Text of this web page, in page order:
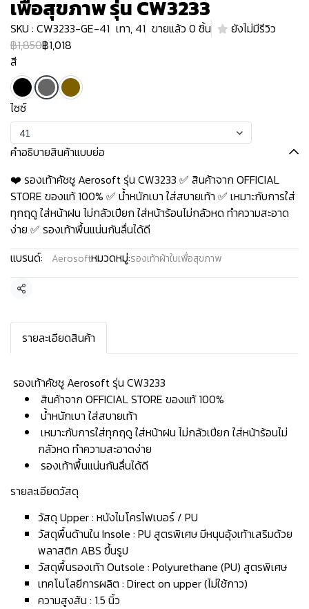
เพื่อสุขภาพ รุ่น CW3233
SKU : CW3233-GE-41 เทา, 41 ขายแล้ว 0 ชิ้น
ยังไม่มีรีวิว
฿1,850฿1,018
สี
ไซซ์
41
คำอธิบายสินค้าแบบย่อ
❤️ รองเท้าคัชชู Aerosoft รุ่น CW3233 ✅ สินค้าจาก OFFICIAL
STORE ของแท้ 100% ✅ น้ำหนักเบา ใส่สบายเท้า ✅ เหมาะกับการใส่
ทุกฤดู ใส่หน้าฝน ไม่กลัวเปียก ใส่หน้าร้อนไม่กลัวหด ทำความสะอาด
ง่าย ✅ รองเท้าพื้นแน่นกันลื่นได้ดี
แบรนด์:
Aerosoftหมวดหมู่:รองเท้าผ้าใบเพื่อสุขภาพ
แชร์
รายละเอียดสินค้า
️ รองเท้าคัชชู Aerosoft รุ่น CW3233
สินค้าจาก OFFICIAL STORE ของแท้ 100%
น้ำหนักเบา ใส่สบายเท้า
เหมาะกับการใส่ทุกฤดู ใส่หน้าฝน ไม่กลัวเปียก ใส่หน้าร้อนไม่
กลัวหด ทำความสะอาดง่าย
รองเท้าพื้นแน่นกันลื่นได้ดี
รายละเอียดวัสดุ
วัสดุ Upper : หนังไมโครไฟเบอร์ / PU
วัสดุพื้นด้านใน Insole : PU สูตรพิเศษ มีหนุนอุ้งเท้าเสริมด้วย
พลาสติก ABS ขึ้นรูป
วัสดุพื้นรองเท้า Outsole : Polyurethane (PU) สูตรพิเศษ
เทคโนโลยีการผลิต : Direct on upper (ไม่ใช้กาว)
ความสูงส้น : 1.5 นิ้ว